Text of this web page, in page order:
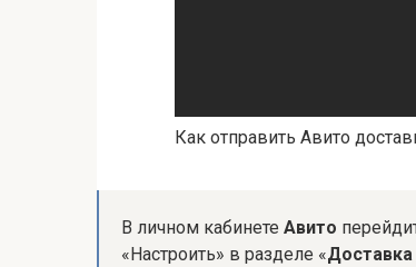
Как отправить Авито
В личном кабинете Авито
«Настроить» в разделе «Доставка